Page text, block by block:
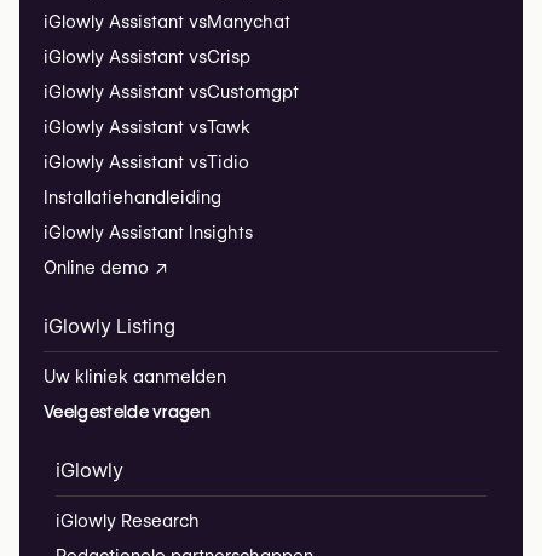
iGlowly Assistant vsManychat
iGlowly Assistant vsCrisp
iGlowly Assistant vsCustomgpt
iGlowly Assistant vsTawk
iGlowly Assistant vsTidio
Installatiehandleiding
iGlowly Assistant Insights
Online demo ↗
iGlowly Listing
Uw kliniek aanmelden
Veelgestelde vragen
iGlowly
iGlowly Research